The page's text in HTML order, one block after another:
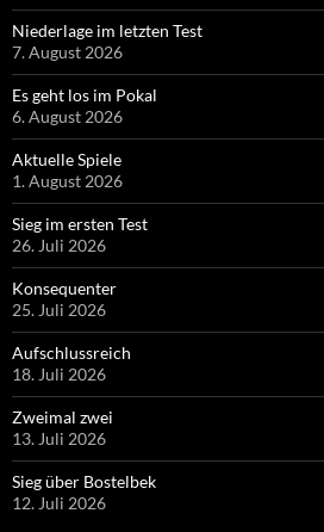
Niederlage im letzten Test
7. August 2026
Es geht los im Pokal
6. August 2026
Aktuelle Spiele
1. August 2026
Sieg im ersten Test
26. Juli 2026
Konsequenter
25. Juli 2026
Aufschlussreich
18. Juli 2026
Zweimal zwei
13. Juli 2026
Sieg über Bostelbek
12. Juli 2026